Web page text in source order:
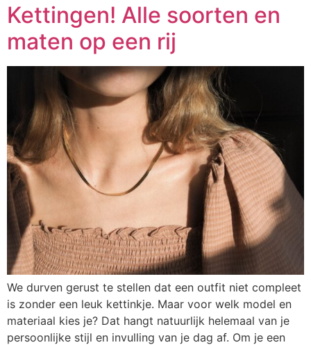
Kettingen! Alle soorten en
maten op een rij
We durven gerust te stellen dat een outfit niet compleet
is zonder een leuk kettinkje. Maar voor welk model en
materiaal kies je? Dat hangt natuurlijk helemaal van je
persoonlijke stijl en invulling van je dag af. Om je een